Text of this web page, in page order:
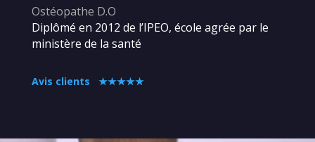
Ostéopathe D.O
Diplômé en 2012 de l’IPEO, école agrée par le
ministère de la santé
Avis clients ★★★★★